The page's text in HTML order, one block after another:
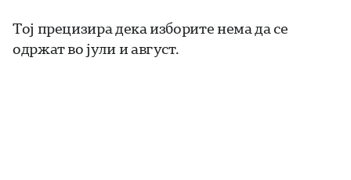
Тој прецизира дека изборите нема да се
одржат во јули и август.